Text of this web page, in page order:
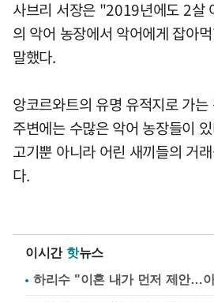
사브리 서장은 "2019년에도 2살
의 악어 농장에서 악어에게 잡아
말했다.
앙코르와트의 유명 유적지로 가
주변에는 수많은 악어 농장들이
고기뿐 아니라 어린 새끼들의 거
다.
이시간 핫뉴스
하리수 "이혼 내가 먼저 제안…